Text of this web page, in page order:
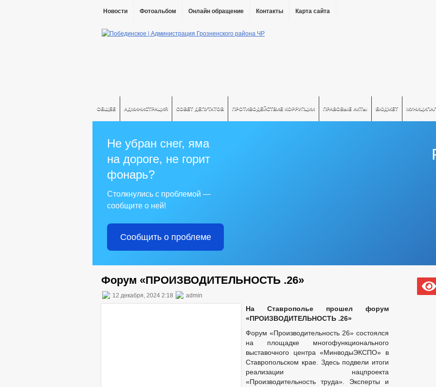
Новости Фотоальбом Онлайн обращение Контакты Карта сайта
ОБЩЕЕ АДМИНИСТРАЦИЯ СОВЕТ ДЕПУТАТОВ ПРОТИВОДЕЙСТВИЕ КОРРУПЦИИ ПРАВОВЫЕ АКТЫ БЮДЖЕТ
Не убран снег, яма
на дороге, не горит
фонарь?
Столкнулись с проблемой —
сообщите о ней!
Сообщить о проблеме
Форум «ПРОИЗВОДИТЕЛЬНОСТЬ .26»
12 декабря, 2024 2:18 admin
На Ставрополье прошел форум
«ПРОИЗВОДИТЕЛЬНОСТЬ .26»
Форум «Производительность 26» состоялся
на площадке многофункционального
выставочного центра «МинводыЭКСПО» в
Ставропольском крае. Здесь подвели итоги
реализации нацпроекта
«Производительность труда». Эксперты и